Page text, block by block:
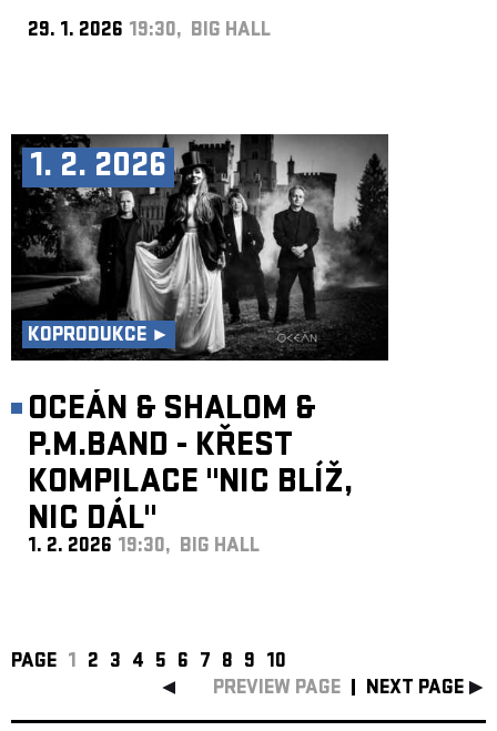
29. 1. 2026 19:30, BIG HALL
1. 2. 2026
KOPRODUKCE ►
OCEÁN & SHALOM &
P.M.BAND - KŘEST
KOMPILACE "NIC BLÍŽ,
NIC DÁL"
1. 2. 2026 19:30, BIG HALL
PAGE 1 2 3 4 5 6 7 8 9 10
PREVIEW PAGE
NEXT PAGE